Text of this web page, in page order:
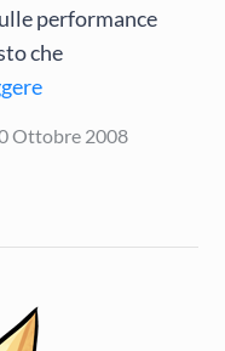
performance
che
Ottobre 2008